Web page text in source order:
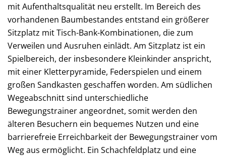
mit Aufenthaltsqualität neu erstellt. Im Bereich des
vorhandenen Baumbestandes entstand ein größerer
Sitzplatz mit Tisch-Bank-Kombinationen, die zum
Verweilen und Ausruhen einlädt. Am Sitzplatz ist ein
Spielbereich, der insbesondere Kleinkinder anspricht,
mit einer Kletterpyramide, Federspielen und einem
großen Sandkasten geschaffen worden. Am südlichen
Wegeabschnitt sind unterschiedliche
Bewegungstrainer angeordnet, somit werden den
älteren Besuchern ein bequemes Nutzen und eine
barrierefreie Erreichbarkeit der Bewegungstrainer vom
Weg aus ermöglicht. Ein Schachfeldplatz und eine